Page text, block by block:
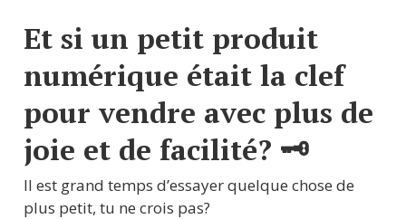
Et si un petit produit
numérique était la clef
pour vendre avec plus de
joie et de facilité? 🗝
Il est grand temps d’essayer quelque chose de
plus petit, tu ne crois pas?